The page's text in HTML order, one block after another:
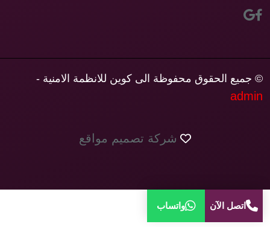
© جميع الحقوق محفوظة الى كوين للانظمة الامنية -
admin
شركة تصميم مواقع
اتصل الآن واتساب